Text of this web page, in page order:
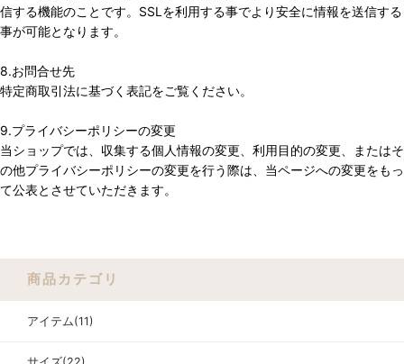
信する機能のことです。SSLを利用する事でより安全に情報を送信する
事が可能となります。
8.お問合せ先
特定商取引法に基づく表記をご覧ください。
9.プライバシーポリシーの変更
当ショップでは、収集する個人情報の変更、利用目的の変更、またはそ
の他プライバシーポリシーの変更を行う際は、当ページへの変更をもっ
て公表とさせていただきます。
商品カテゴリ
アイテム(11)